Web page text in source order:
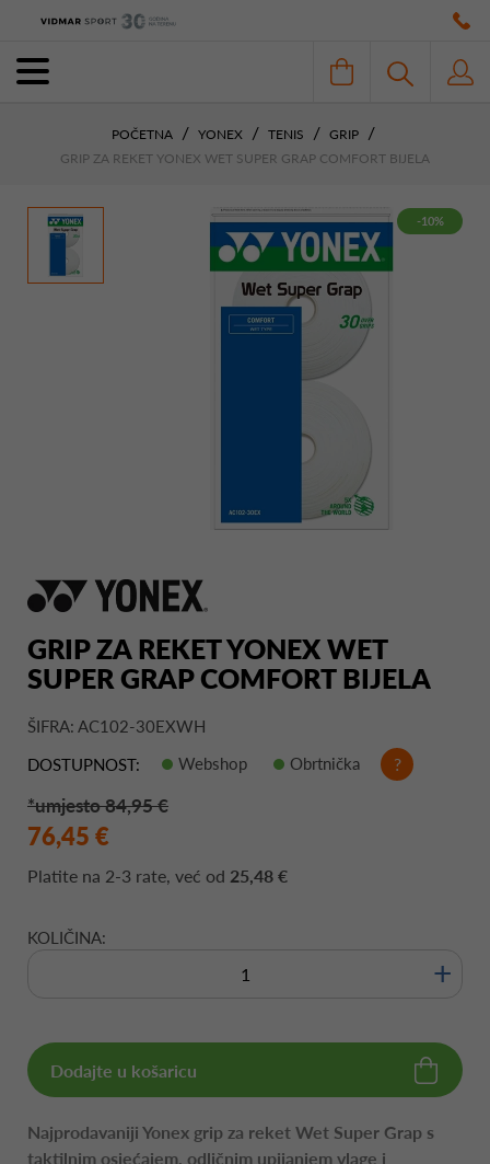
POČETNA YONEX TENIS
GRIP
GRIP ZA REKET YONEX WET SUPER GRAP COMFORT BIJELA
-10%
GRIP ZA REKET YONEX WET
SUPER GRAP COMFORT BIJELA
ŠIFRA: AC102-30EXWH
DOSTUPNOST:
Webshop Obrtnička ?
*umjesto 84,95 €
76,45 €
Platite na 2-3 rate, već od 25,48 €
KOLIČINA:
+
Dodajte u košaricu
Najprodavaniji Yonex grip za reket Wet Super Grap s
taktilnim osjećajem, odličnim upijanjem vlage i